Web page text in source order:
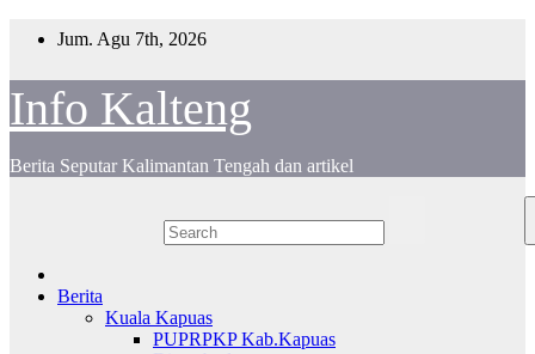
Jum. Agu 7th, 2026
Info Kalteng
Berita Seputar Kalimantan Tengah dan artikel
Berita
Kuala Kapuas
PUPRPKP Kab.Kapuas